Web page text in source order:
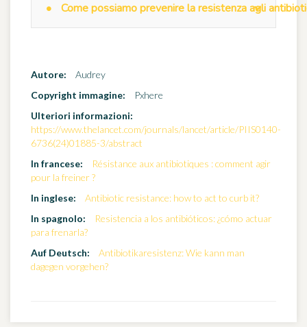
Come possiamo prevenire la resistenza agli
Autore:
Audrey
Copyright immagine:
Pxhere
Ulteriori informazioni:
https://www.thelancet.com/journals/lancet/article/PIIS0140-
6736(24)01885-3/abstract
In francese:
Résistance aux antibiotiques : comment agir
pour la freiner ?
In inglese:
Antibiotic resistance: how to act to curb it?
In spagnolo:
Resistencia a los antibióticos: ¿cómo actuar
para frenarla?
Auf Deutsch:
Antibiotikaresistenz: Wie kann man
dagegen vorgehen?